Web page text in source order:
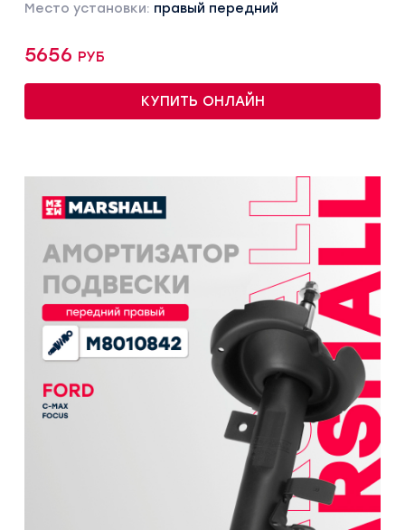
Место установки: правый передний
5656 руб
КУПИТЬ ОНЛАЙН